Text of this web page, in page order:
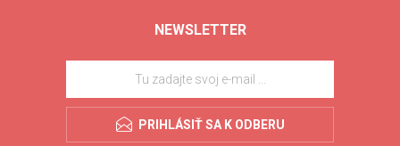
NEWSLETTER
PRIHLÁSIŤ SA K ODBERU